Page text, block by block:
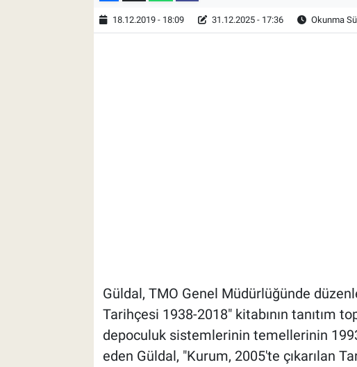
18.12.2019 - 18:09 31.12.2025 - 17:36 Okunma
Güldal, TMO Genel Müdürlüğünde
Tarihçesi 1938-2018" kitabının tanıtım
depoculuk sistemlerinin temellerinin 1993
eden Güldal, "Kurum, 2005'te çıkarılan